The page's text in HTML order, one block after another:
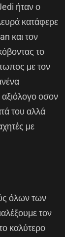
ήταν ο
κατάφερε
και τον
το
με τον
οσον
του αλλά
με
όλων των
τον
καλύτερο